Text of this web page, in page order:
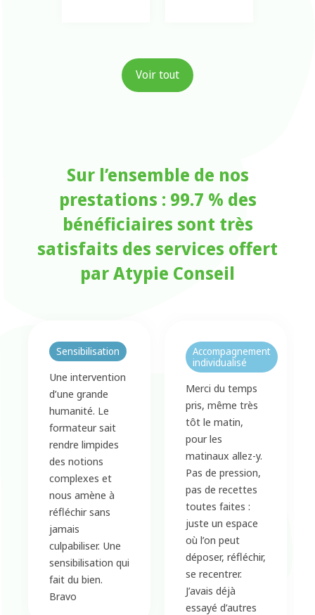
Voir tout
Sur l’ensemble de nos
prestations : 99.7 % des
bénéficiaires sont très
satisfaits des services offert
par Atypie Conseil
Sensibilisation
Une intervention
d’une grande
humanité. Le
formateur sait
rendre limpides
des notions
complexes et
nous amène à
réfléchir sans
jamais
culpabiliser. Une
sensibilisation qui
fait du bien.
Bravo
Accompagnement
individualisé
Merci du temps
pris, même très
tôt le matin,
pour les
matinaux allez-y.
Pas de pression,
pas de recettes
toutes faites :
juste un espace
où l’on peut
déposer, réfléchir,
se recentrer.
J’avais déjà
essayé d’autres